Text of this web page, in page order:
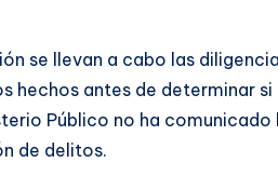
se llevan a cabo las
hechos antes de determinar
Público no ha comunicado
de delitos.